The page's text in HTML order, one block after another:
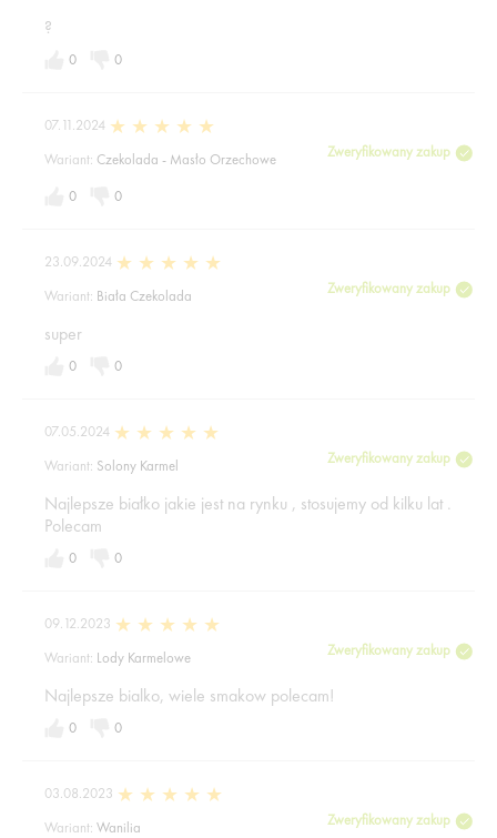
?
0 0
07.11.2024
Zweryfikowany zakup
Wariant: Czekolada - Masło Orzechowe
0
0
23.09.2024
Zweryfikowany zakup
Wariant: Biała Czekolada
super
0 0
07.05.2024
Zweryfikowany zakup
Wariant: Solony Karmel
Najlepsze białko jakie jest na rynku , stosujemy od kilku lat .
Polecam
0 0
09.12.2023
Zweryfikowany zakup
Wariant: Lody Karmelowe
Najlepsze bialko, wiele smakow polecam!
0 0
03.08.2023
Zweryfikowany zakup
Wariant: Wanilia